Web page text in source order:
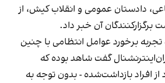
دادستان عمومی و انقلاب کیش، از
برگزارکنندگان آن خبر داد.
تجربه برخورد عوامل انتظامی با چنین
گفت شاهد بوده که
افراد بازداشت‌‌شده - بدون توجه به